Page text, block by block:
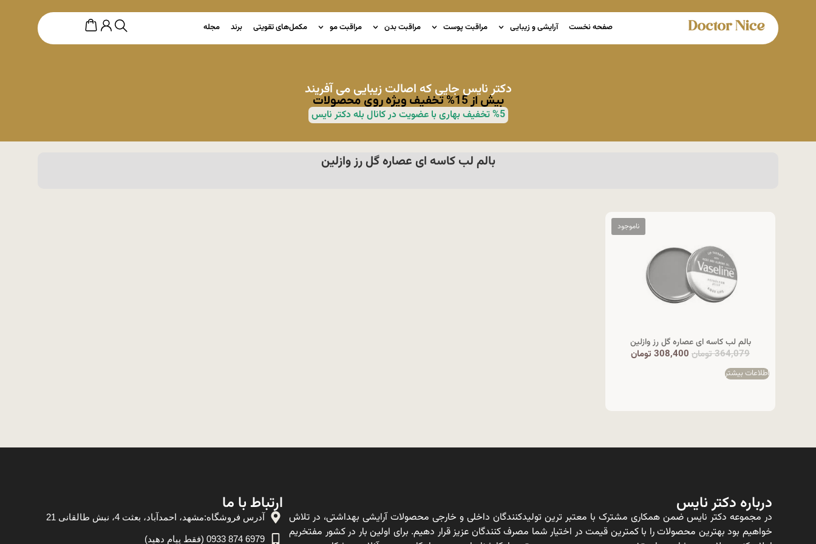
صفحه نخست آرایشی و زیبایی مراقبت پوست مراقبت بدن مراقبت مو مکمل‌های تقویتی برند مجله
دکتر نایس جایی که اصالت زیبایی می آفریند
بیش از 15% تخفیف ویژه روی محصولات
%5 تخفیف بهاری با عضویت در کانال بله دکتر نایس
بالم لب کاسه ای عصاره گل رز وازلین
بالم لب کاسه ای عصاره گل رز وازلین
364,079تومان 308,400 تومان
اطلاعات بیشتر
درباره دکتر نایس
در مجموعه دکتر نایس ضمن همکاری مشترک با معتبر ترین تولیدکنندگان داخلی و خارجی محصولات آرایشی بهداشتی، در تلاش
خواهیم بود بهترین محصولات را با کمترین قیمت در اختیار شما مصرف کنندگان عزیز قرار دهیم. برای اولین بار در کشور مفتخریم
ارتباط با ما
آدرس فروشگاه:مشهد، احمدآباد، بعثت 4، نبش طالقانی 21
6979 874 0933 (فقط پیام دهید)